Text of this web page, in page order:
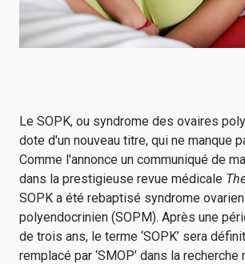
Le SOPK, ou syndrome des ovaires
dote d'un nouveau titre, qui ne manque
Comme l'annonce un communiqué de
dans la prestigieuse revue médicale
SOPK a été rebaptisé syndrome
polyendocrinien (SOPM). Après une
de trois ans, le terme ‘SOPK’ sera
remplacé par ‘SMOP’ dans la recherche